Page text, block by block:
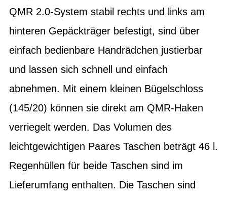
QMR 2.0-System stabil rechts und links am
hinteren Gepäckträger befestigt, sind über
einfach bedienbare Handrädchen justierbar
und lassen sich schnell und einfach
abnehmen. Mit einem kleinen Bügelschloss
(145/20) können sie direkt am QMR-Haken
verriegelt werden. Das Volumen des
leichtgewichtigen Paares Taschen beträgt 46 l.
Regenhüllen für beide Taschen sind im
Lieferumfang enthalten. Die Taschen sind